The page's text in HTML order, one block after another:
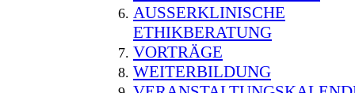
AUSSERKLINISCHE E
THIKBERATUNG
VORTRÄGE
WEITERBILDUNG